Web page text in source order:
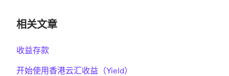
相关文章
收益存款
开始使用香港云汇收益（Yield）